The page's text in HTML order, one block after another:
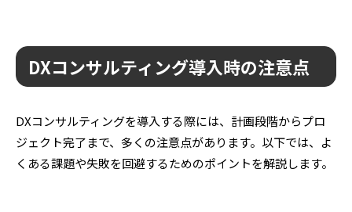
DXコンサルティング導入時の注意点
DXコンサルティングを導入する際には、計画段階からプロ
ジェクト完了まで、多くの注意点があります。以下では、よ
くある課題や失敗を回避するためのポイントを解説します。